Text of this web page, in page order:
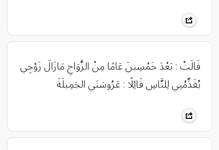
قَالَتْ : بَعْدَ خَمْسِينَ عَامًا مِنْ الزَّوَاجِ مَازَالَ زَوْجِي
يُقَدِّمُنِي لِلنَّاسِ قَائِلًا : عَرُوسَتَي الجَمِيلَةَ